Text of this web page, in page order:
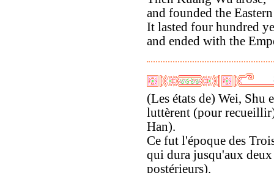
and founded the
It lasted four hundred
and ended with the
(Les états de) Wei, Shu
luttèrent (pour
Han).
Ce fut l'époque des
qui dura jusqu'aux
postérieurs).